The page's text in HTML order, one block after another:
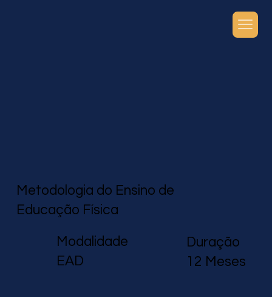
Metodologia do Ensino de
Educação Física
Modalidade
EAD
Duração
12 Meses